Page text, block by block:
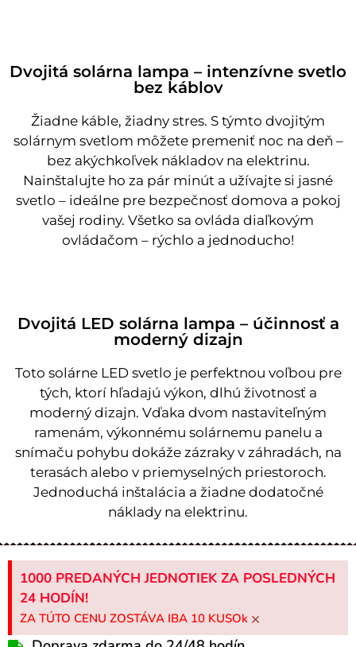
Dvojitá solárna lampa – intenzívne svetlo
bez káblov
Žiadne káble, žiadny stres. S týmto dvojitým
solárnym svetlom môžete premeniť noc na deň –
bez akýchkoľvek nákladov na elektrinu.
Nainštalujte ho za pár minút a užívajte si jasné
svetlo – ideálne pre bezpečnosť domova a pokoj
vašej rodiny. Všetko sa ovláda diaľkovým
ovládačom – rýchlo a jednoducho!
Dvojitá LED solárna lampa – účinnosť a
moderný dizajn
Toto solárne LED svetlo je perfektnou voľbou pre
tých, ktorí hľadajú výkon, dlhú životnosť a
moderný dizajn. Vďaka dvom nastaviteľným
ramenám, výkonnému solárnemu panelu a
snímaču pohybu dokáže zázraky v záhradách, na
terasách alebo v priemyselných priestoroch.
Jednoduchá inštalácia a žiadne dodatočné
náklady na elektrinu.
1000 PREDANÝCH JEDNOTIEK ZA POSLEDNÝCH
24 HODÍN!
ZA TÚTO CENU ZOSTÁVA IBA 10 KUSOk ×